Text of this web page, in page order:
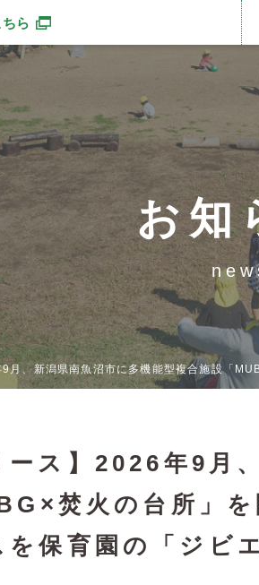
ら
で開きます
お知
9月、新潟県南魚沼市に多機能型複合施設「
ース】2026年9月
焚火の台所」
保育園の「ジビ